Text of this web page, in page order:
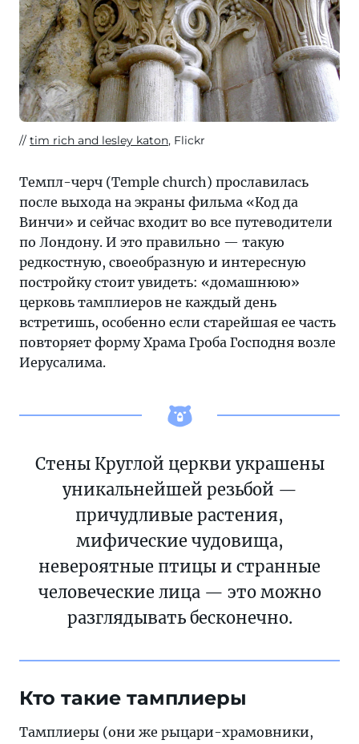
tim rich and lesley katon, Flickr
Темпл-черч (Тemple church) прославилась
после выхода на экраны фильма «Код да
Винчи» и сейчас входит во все путеводители
по Лондону. И это правильно — такую
редкостную, своеобразную и интересную
постройку стоит увидеть: «домашнюю»
церковь тамплиеров не каждый день
встретишь, особенно если старейшая ее часть
повторяет форму Храма Гроба Господня возле
Иерусалима.
Стены Круглой церкви украшены
уникальнейшей резьбой —
причудливые растения,
мифические чудовища,
невероятные птицы и странные
человеческие лица — это можно
разглядывать бесконечно.
Кто такие тамплиеры
Тамплиеры (они же рыцари-храмовники,